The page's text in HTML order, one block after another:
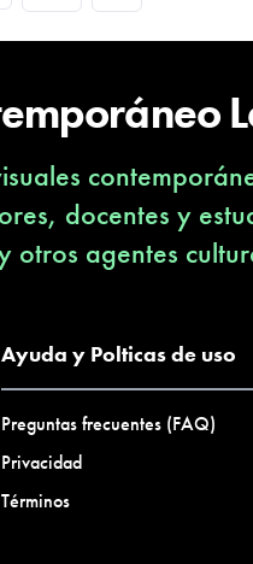
docentes y
otros agentes
Ayuda y Polticas de uso
Preguntas frecuentes (FAQ)
Privacidad
Términos